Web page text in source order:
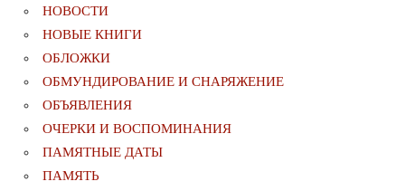
НОВОСТИ
НОВЫЕ КНИГИ
ОБЛОЖКИ
ОБМУНДИРОВАНИЕ И СНАРЯЖЕНИЕ
ОБЪЯВЛЕНИЯ
ОЧЕРКИ И ВОСПОМИНАНИЯ
ПАМЯТНЫЕ ДАТЫ
ПАМЯТЬ